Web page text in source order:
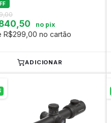
no pix
R$299,00 no cartão
ADICIONAR